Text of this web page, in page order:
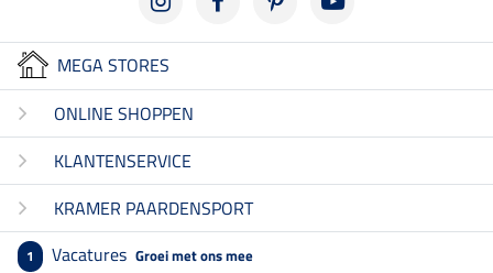
MEGA STORES
ONLINE SHOPPEN
KLANTENSERVICE
KRAMER PAARDENSPORT
1 Vacatures Groei met ons mee